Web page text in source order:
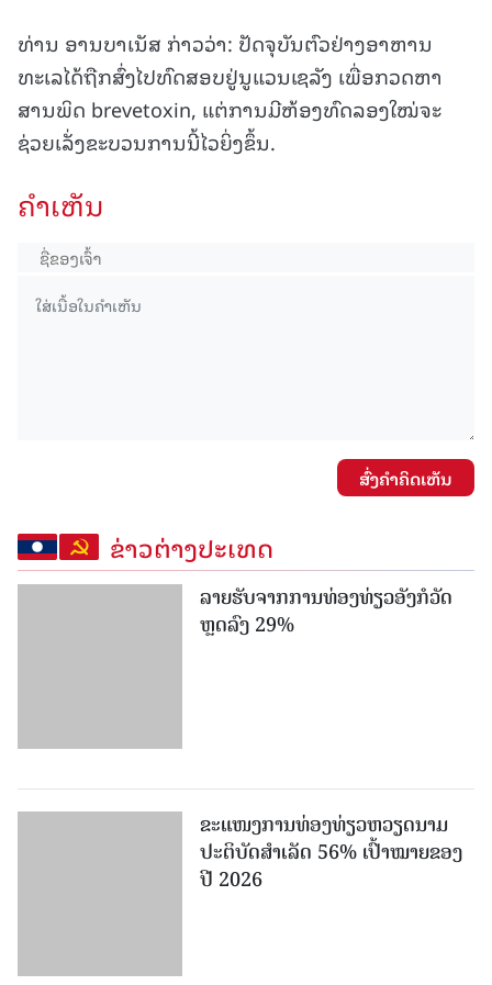
ທ່ານ ອານບາເນັສ ກ່າວວ່າ: ປັດຈຸບັນຕົວຢ່າງອາຫານ
ທະເລໄດ້ຖືກສົ່ງໄປທົດສອບຢູ່ນູແວນເຊລັງ ເພື່ອກວດຫາ
ສານພິດ brevetoxin, ແຕ່ການມີຫ້ອງທົດລອງໃໝ່ຈະ
ຊ່ວຍເລັ່ງຂະບວນການນີ້ໄວຍິ່ງຂຶ້ນ.
ຄໍາເຫັນ
ສົ່ງຄໍາຄິດເຫັນ
ຂ່າວຕ່າງປະເທດ
ລາຍຮັບຈາກການທ່ອງທ່ຽວອັງກໍວັດ
ຫຼດລົງ 29%
ຂະ​ແໜງ​ການ​ທ່ອງ​ທ່ຽວຫວຽດນາມ ​
ປະ​ຕິ​ບັດ​ສຳ​ເລັດ 56% ເປົ້າ​ໝາຍຂອງ
ປີ 2026